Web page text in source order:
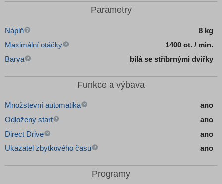
Parametry
Náplň
8 kg
Maximální otáčky
1400 ot. / min.
Barva
bílá se stříbrnými dvířky
Funkce a výbava
Množstevní automatika
ano
Odložený start
ano
Direct Drive
ano
Ukazatel zbytkového času
ano
Programy